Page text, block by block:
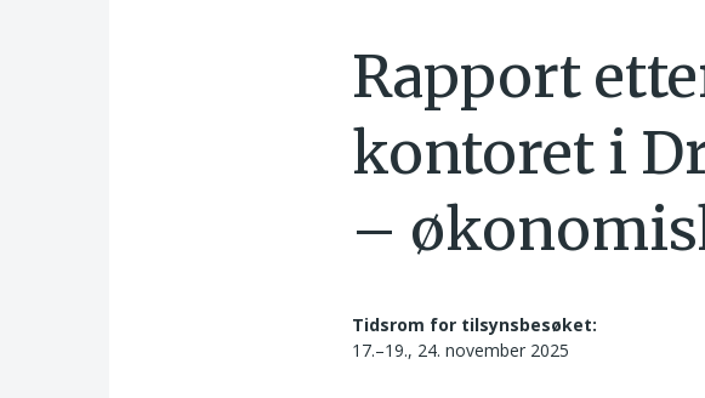
Rapport
kontoret i
–
Tidsrom for tilsynsbesøket:
17.–19., 24. november 2025